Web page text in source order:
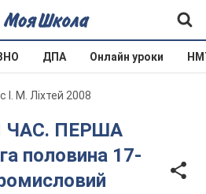
ДПА Онлайн уроки
І. М. Ліхтей 2008
половина 17-